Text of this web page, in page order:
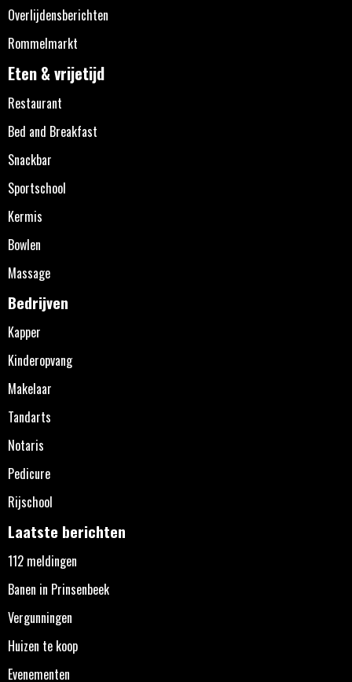
Overlijdensberichten
Rommelmarkt
Eten & vrijetijd
Restaurant
Bed and Breakfast
Snackbar
Sportschool
Kermis
Bowlen
Massage
Bedrijven
Kapper
Kinderopvang
Makelaar
Tandarts
Notaris
Pedicure
Rijschool
Laatste berichten
112 meldingen
Banen in Prinsenbeek
Vergunningen
Huizen te koop
Evenementen